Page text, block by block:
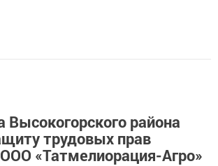
Высокогорского района
трудовых прав
«Татмелиорация-Агро»